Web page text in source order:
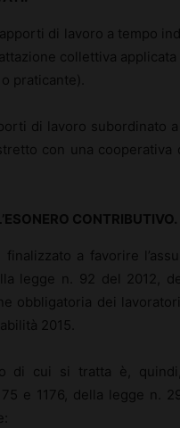
di lavoro a tempo
collettiva
praticante).
di lavoro subordinato
con una
CONTRIBUTIVO.
a favorire
legge n. 92 del 2012,
obbligatoria dei
2015.
di cui si tratta è,
e 1176, della legge n.